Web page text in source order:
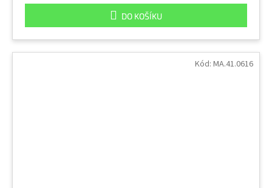
DO KOŠÍKU
Kód: MA.41.0616